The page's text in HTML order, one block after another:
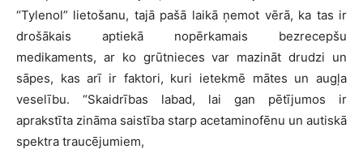
“Tylenol” lietošanu, tajā pašā laikā ņemot vērā, ka tas ir
drošākais aptiekā nopērkamais bezrecepšu
medikaments, ar ko grūtnieces var mazināt drudzi un
sāpes, kas arī ir faktori, kuri ietekmē mātes un augļa
veselību. “Skaidrības labad, lai gan pētījumos ir
aprakstīta zināma saistība starp acetaminofēnu un autiskā
spektra traucējumiem,